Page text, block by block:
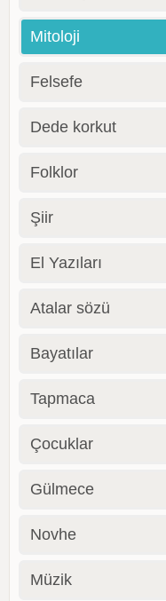
Mitoloji
Felsefe
Dede korkut
Folklor
Şiir
El Yazıları
Atalar sözü
Bayatılar
Tapmaca
Çocuklar
Gülmece
Novhe
Müzik